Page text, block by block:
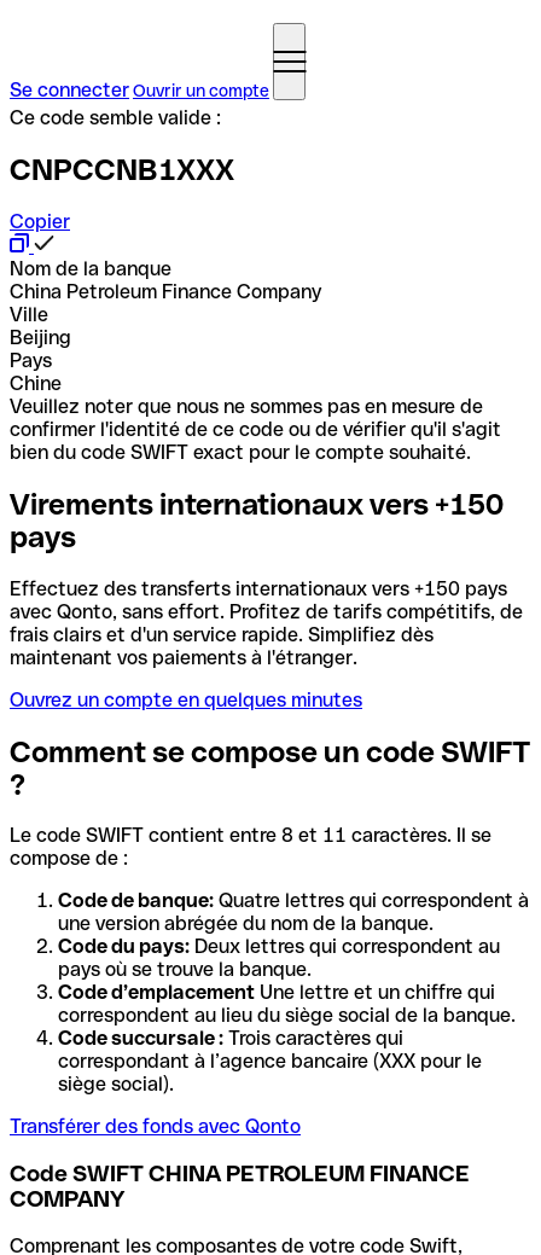
Se connecterOuvrir un compte
Ce code semble valide :
CNPCCNB1XXX
Copier
Nom de la banque
China Petroleum Finance Company
Ville
Beijing
Pays
Chine
Veuillez noter que nous ne sommes pas en mesure de
confirmer l'identité de ce code ou de vérifier qu'il s'agit
bien du code SWIFT exact pour le compte souhaité.
Virements internationaux vers +150
pays
Effectuez des transferts internationaux vers +150 pays
avec Qonto, sans effort. Profitez de tarifs compétitifs, de
frais clairs et d'un service rapide. Simplifiez dès
maintenant vos paiements à l'étranger.
Ouvrez un compte en quelques minutes
Comment se compose un code SWIFT
?
Le code SWIFT contient entre 8 et 11 caractères. Il se
compose de :
Code de banque: Quatre lettres qui correspondent à
une version abrégée du nom de la banque.
Code du pays: Deux lettres qui correspondent au
pays où se trouve la banque.
Code d’emplacement Une lettre et un chiffre qui
correspondent au lieu du siège social de la banque.
Code succursale : Trois caractères qui
correspondant à l’agence bancaire (XXX pour le
siège social).
Transférer des fonds avec Qonto
Code SWIFT CHINA PETROLEUM FINANCE
COMPANY
Comprenant les composantes de votre code Swift,